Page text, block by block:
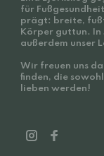
für
prägt: breite,
Körper guttun. In
außerdem unser
Wir freuen uns
finden, die
lieben werden!